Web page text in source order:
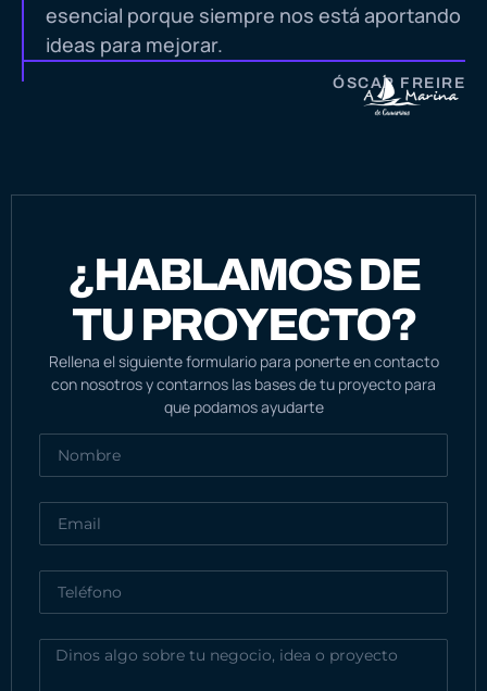
esencial porque siempre nos está aportando
ideas para mejorar.
ÓSCAR FREIRE
¿HABLAMOS DE
TU PROYECTO?
Rellena el siguiente formulario para ponerte en contacto
con nosotros y contarnos las bases de tu proyecto para
que podamos ayudarte